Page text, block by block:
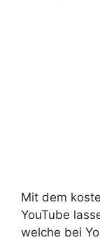
Mit dem
YouTube
welche bei